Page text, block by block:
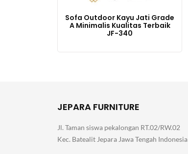
Sofa Outdoor Kayu Jati Grade
A Minimalis Kualitas Terbaik
JF-340
JEPARA FURNITURE
Jl. Taman siswa pekalongan RT.02/RW.02
Kec. Batealit Jepara Jawa Tengah Indonesia